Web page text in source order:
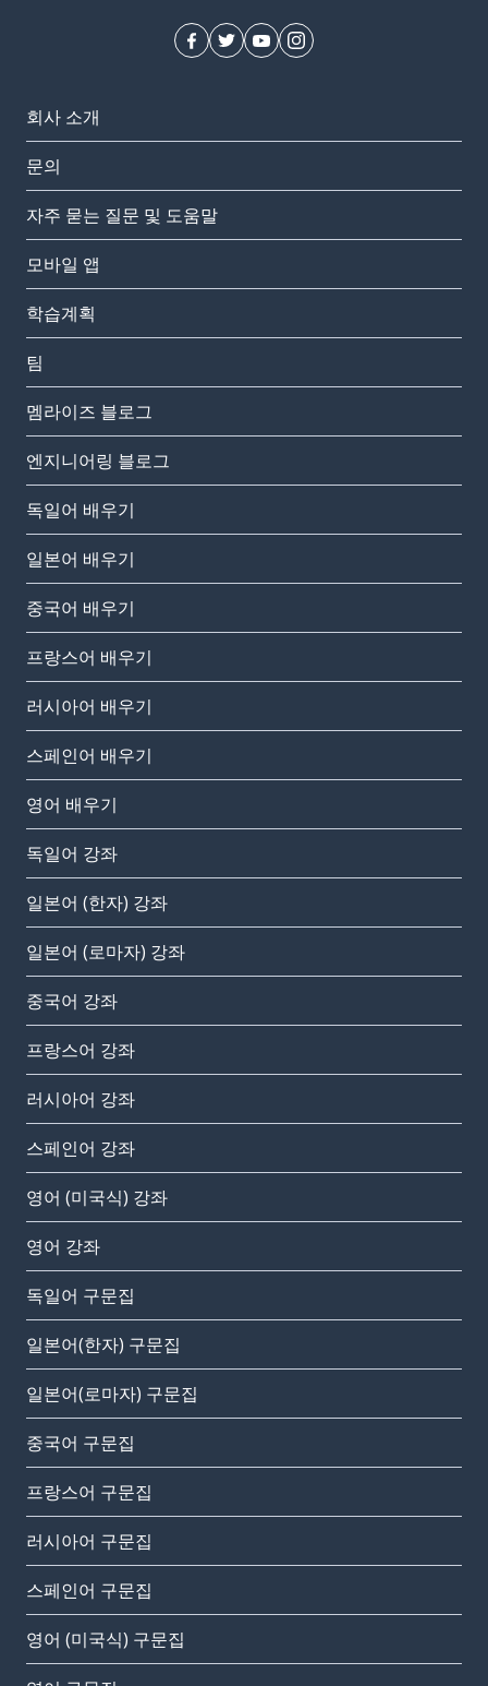
회사 소개
문의
자주 묻는 질문 및 도움말
모바일 앱
학습계획
팀
멤라이즈 블로그
엔지니어링 블로그
독일어 배우기
일본어 배우기
중국어 배우기
프랑스어 배우기
러시아어 배우기
스페인어 배우기
영어 배우기
독일어 강좌
일본어 (한자) 강좌
일본어 (로마자) 강좌
중국어 강좌
프랑스어 강좌
러시아어 강좌
스페인어 강좌
영어 (미국식) 강좌
영어 강좌
독일어 구문집
일본어(한자) 구문집
일본어(로마자) 구문집
중국어 구문집
프랑스어 구문집
러시아어 구문집
스페인어 구문집
영어 (미국식) 구문집